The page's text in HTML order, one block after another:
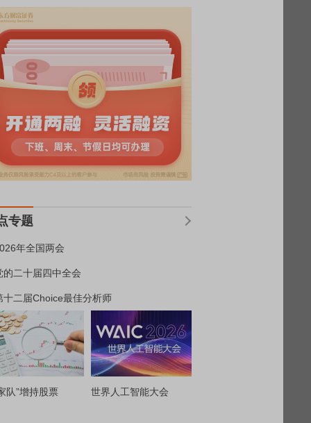
专题
年全国两会
的二十届四中全会
十二届Choice最佳分析师
队”增持股票 世界人工智能大会